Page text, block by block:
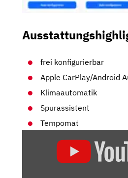
frei konfigurierbar
Apple CarPlay/Android
Klimaautomatik
Spurassistent
Tempomat
ELEKTRO: